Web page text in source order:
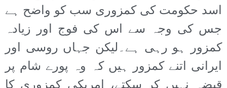
اسد حکومت کی کمزوری سب کو واضح ہے
جس کی وجہ سے اس کی فوج اور زیادہ
کمزور ہو رہی ہے۔لیکن جہاں روسی اور
ایرانی اتنے کمزور ہیں کہ وہ پورے شام پر